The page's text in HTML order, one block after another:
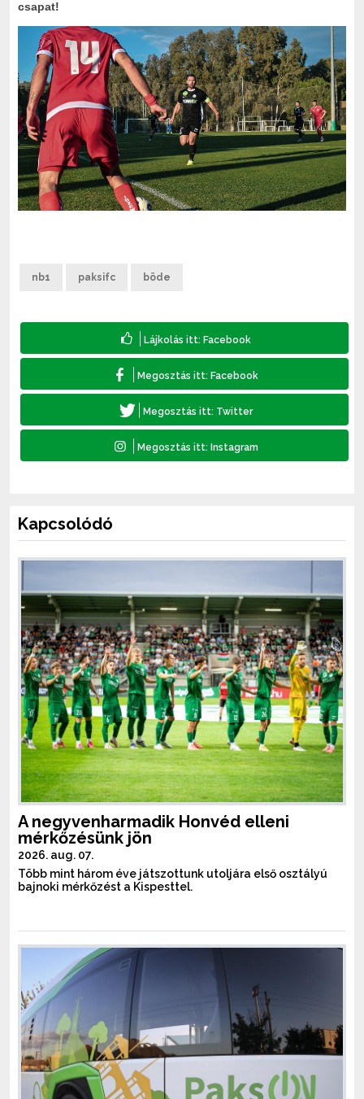
csapat!
nb1 paksifc böde
Kapcsolódó
A negyvenharmadik Honvéd elleni
mérkőzésünk jön
2026. aug. 07.
Több mint három éve játszottunk utoljára első osztályú
bajnoki mérkőzést a Kispesttel.